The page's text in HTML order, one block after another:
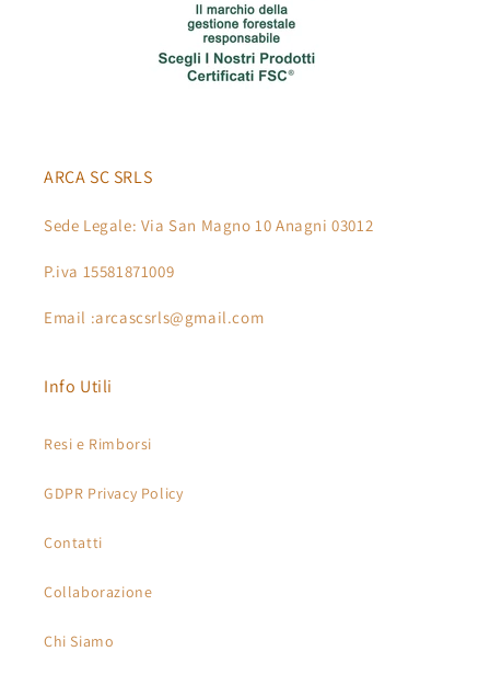
ARCA SC SRLS
Sede Legale: Via San Magno 10 Anagni 03012
P.iva 15581871009
Email :arcascsrls@gmail.com
Info Utili
Resi e Rimborsi
GDPR Privacy Policy
Contatti
Collaborazione
Chi Siamo